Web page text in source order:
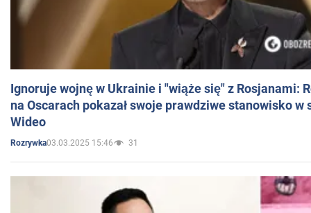
Ignoruje wojnę w Ukrainie i "wiąże się" z Rosjanami:
na Oscarach pokazał swoje prawdziwe stanowisko w
Wideo
Rozrywka03.03.2025 15:46 31